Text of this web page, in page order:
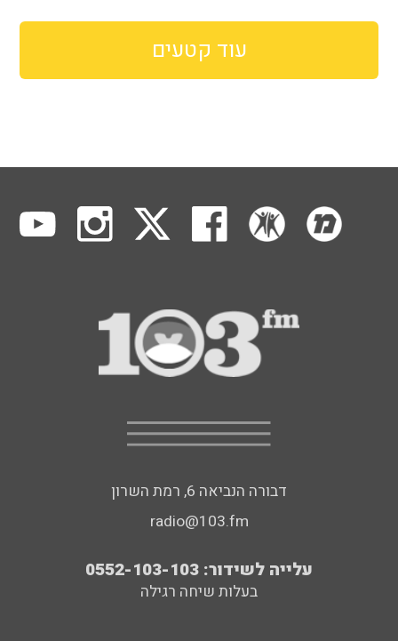
עוד קטעים
דבורה הנביאה 6, רמת השרון
radio@103.fm
עלייה לשידור: 0552-103-103
בעלות שיחה רגילה